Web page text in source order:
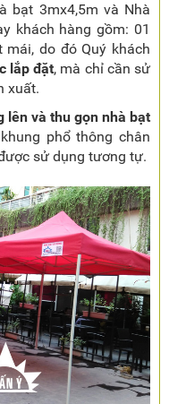
bạt 3mx4,5m và Nhà
khách hàng gồm: 01
do đó Quý khách
lắp đặt, mà chỉ cần sử
xuất.
lên và thu gọn nhà bạt
phổ thông chân
sử dụng tương tự.